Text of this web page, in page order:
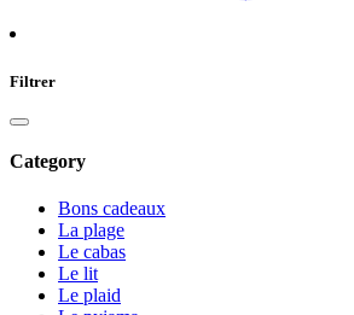
Filtrer
Category
Bons cadeaux
La plage
Le cabas
Le lit
Le plaid